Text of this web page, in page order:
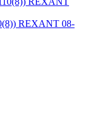
REXANT 08-